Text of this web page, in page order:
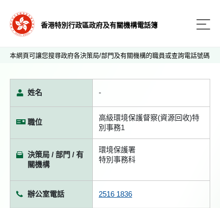
香港特別行政區政府及有關機構電話簿
本網頁可讓您搜尋政府各決策局/部門及有關機構的職員或查詢電話號碼
姓名 -
職位
高級環境保護督察(資源回收)特
別事務1
決策局 / 部門 / 有
關機構
環境保護署
特別事務科
辦公室電話 2516 1836